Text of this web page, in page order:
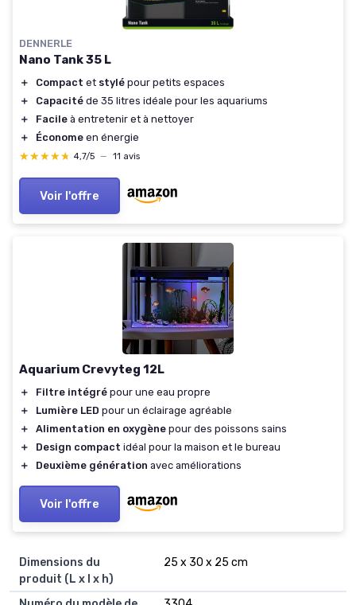
DENNERLE
Nano Tank 35 L
＋ Compact et stylé pour petits espaces
＋
Capacité de 35 litres idéale pour les aquariums
＋
Facile à entretenir et à nettoyer
＋
Économe en énergie
★★★★★
★★★★★ 4,7/5 — 11 avis
Voir l'offre
Aquarium Crevyteg 12L
＋ Filtre intégré pour une eau propre
＋
Lumière LED pour un éclairage agréable
＋
Alimentation en oxygène pour des poissons sains
＋
Design compact idéal pour la maison et le bureau
＋
Deuxième génération avec améliorations
Voir l'offre
Dimensions du
produit (L x l x h)
‎25 x 30 x 25 cm